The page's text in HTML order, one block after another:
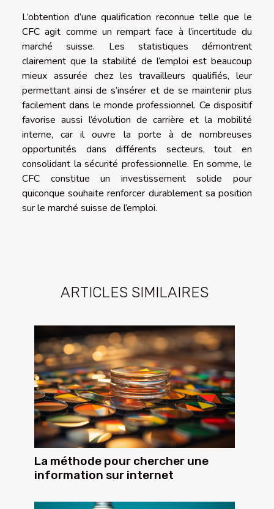
L’obtention d’une qualification reconnue telle que le
CFC agit comme un rempart face à l’incertitude du
marché suisse. Les statistiques démontrent
clairement que la stabilité de l’emploi est beaucoup
mieux assurée chez les travailleurs qualifiés, leur
permettant ainsi de s’insérer et de se maintenir plus
facilement dans le monde professionnel. Ce dispositif
favorise aussi l’évolution de carrière et la mobilité
interne, car il ouvre la porte à de nombreuses
opportunités dans différents secteurs, tout en
consolidant la sécurité professionnelle. En somme, le
CFC constitue un investissement solide pour
quiconque souhaite renforcer durablement sa position
sur le marché suisse de l’emploi.
ARTICLES SIMILAIRES
La méthode pour chercher une
information sur internet